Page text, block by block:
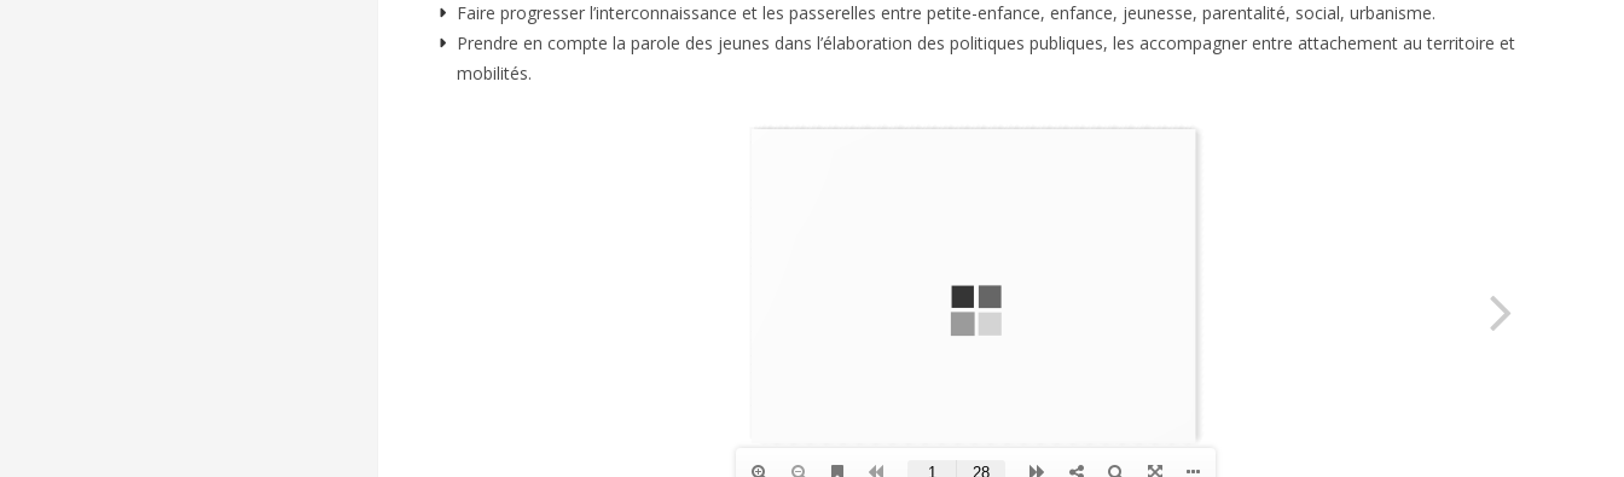
Faire progresser l’interconnaissance et les passerelles entre petite-enfance, enfance, jeunesse, parentalité, social, urbanisme.
Prendre en compte la parole des jeunes dans l’élaboration des politiques publiques, les accompagner entre attachement au territoire et
mobilités.